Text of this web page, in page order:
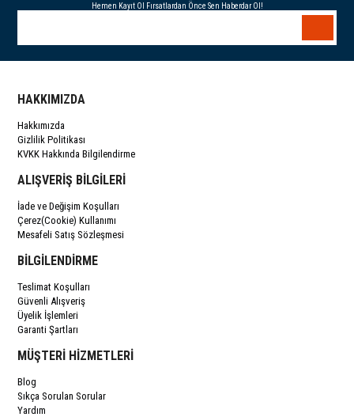
Hemen Kayıt Ol Fırsatlardan Önce Sen Haberdar Ol!
HAKKIMIZDA
Hakkımızda
Gizlilik Politikası
KVKK Hakkında Bilgilendirme
ALIŞVERİŞ BİLGİLERİ
İade ve Değişim Koşulları
Çerez(Cookie) Kullanımı
Mesafeli Satış Sözleşmesi
BİLGİLENDİRME
Teslimat Koşulları
Güvenli Alışveriş
Üyelik İşlemleri
Garanti Şartları
MÜŞTERİ HİZMETLERİ
Blog
Sıkça Sorulan Sorular
Yardım